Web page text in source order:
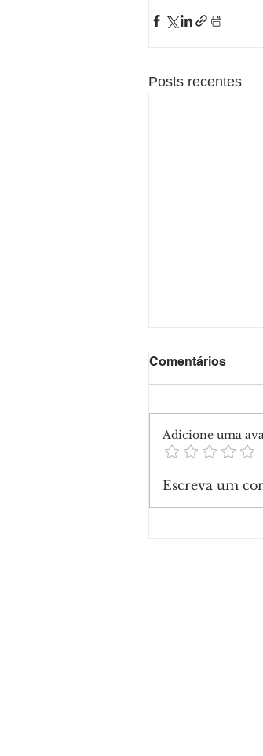
Posts recentes
Homem
Comentários
Adicione uma
Escreva um